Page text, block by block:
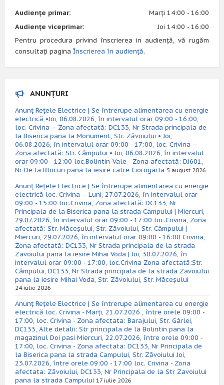
Audiențe primar:
Marți 14:00 - 16:00
Audiențe viceprimar:
Joi 14:00 - 16:00
Pentru procedura privind înscrierea in audiență, vă rugăm
consultați pagina Înscrierea în audiență.
ANUNȚURI
Anunț Rețele Electrice | Se întrerupe alimentarea cu energie
electrică •Joi, 06.08.2026, în intervalul orar 09:00 - 16:00,
loc. Crivina – Zona afectată: DC133, Nr Strada principala de
la Biserica pana la Monument, Str. Zăvoiului • Joi,
06.08.2026, în intervalul orar 09:00 - 17:00, loc. Crivina –
Zona afectată: Str. Câmpului • Joi, 06.08.2026, în intervalul
orar 09:00 - 12:00 loc.Bolintin-Vale - Zona afectată: DJ601,
Nr De la Blocuri pana la iesire catre Ciorogarla 5 august 2026
Anunț Rețele Electrice | Se întrerupe alimentarea cu energie
electrică loc. Crivina – Luni, 27.07.2026, în intervalul orar
09:00 - 15:00 loc.Crivina, Zona afectată: DC133, Nr
Principala de la Biserica pana la strada Campului | Miercuri,
29.07.2026, în intervalul orar 09:00 - 17:00 loc.Crivina, Zona
afectată: Str. Măceșului, Str. Zăvoiului, Str. Câmpului |
Miercuri, 29.07.2026, în intervalul orar 09:00 - 16:00 Crivina,
Zona afectată: DC133, Nr Strada principala de la strada
Zavoiului pana la iesire Mihai Voda | Joi, 30.07.2026, în
intervalul orar 09:00 - 17:00, loc.Crivina Zona afectată:Str.
Câmpului, DC133, Nr Strada principala de la strada Zavoiului
pana la iesire Mihai Voda, Str. Zăvoiului, Str. Măceșului
24 iulie 2026
Anunț Rețele Electrice | Se întrerupe alimentarea cu energie
electrică loc. Crivina - Marți, 21.07.2026 , între orele 09:00 -
17:00, loc. Crivina - Zona afectata: Barajului, Str. Gârlei,
DC133, Alte detalii: Str principala de la Bolintin pana la
magazinul Doi pasi Miercuri, 22.07.2026, între orele 09:00 -
17:00, loc. Crivina - Zona afectata: DC133, Nr Principala de
la Biserica pana la strada Campului, Str. Zăvoiului Joi,
23.07.2026, între orele 09:00 - 17:00 loc. Crivina - Zona
afectata: Zăvoiului, DC133, Nr Principala de la Str Zavoiului
pana la strada Campului 17 iulie 2026